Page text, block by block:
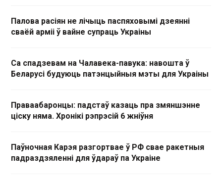
Палова расіян не лічыць паспяховымі дзеянні
сваёй арміі ў вайне супраць Украіны
Са спадзевам на Чалавека-павука: навошта ў
Беларусі будуюць патэнцыйныя мэты для Украіны
Праваабаронцы: падстаў казаць пра змяншэнне
ціску няма. Хронікі рэпрэсій 6 жніўня
Паўночная Карэя разгортвае ў РФ свае ракетныя
падраздзяленні для ўдараў па Украіне